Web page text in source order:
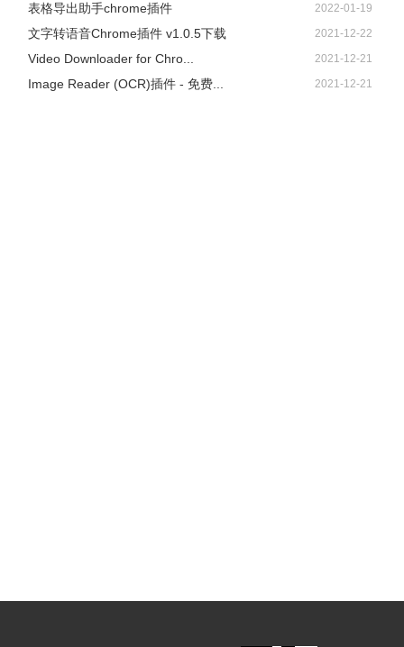
表格导出助手chrome插件 2022-01-19
文字转语音Chrome插件 v1.0.5下载 2021-12-22
Video Downloader for Chro... 2021-12-21
Image Reader (OCR)插件 - 免费... 2021-12-21